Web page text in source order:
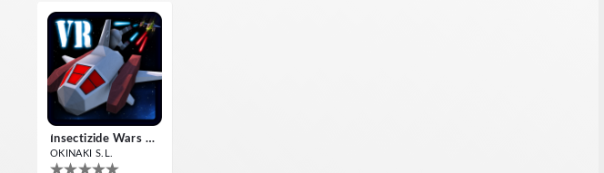
Insectizide Wars VR
OKINAKI S.L.